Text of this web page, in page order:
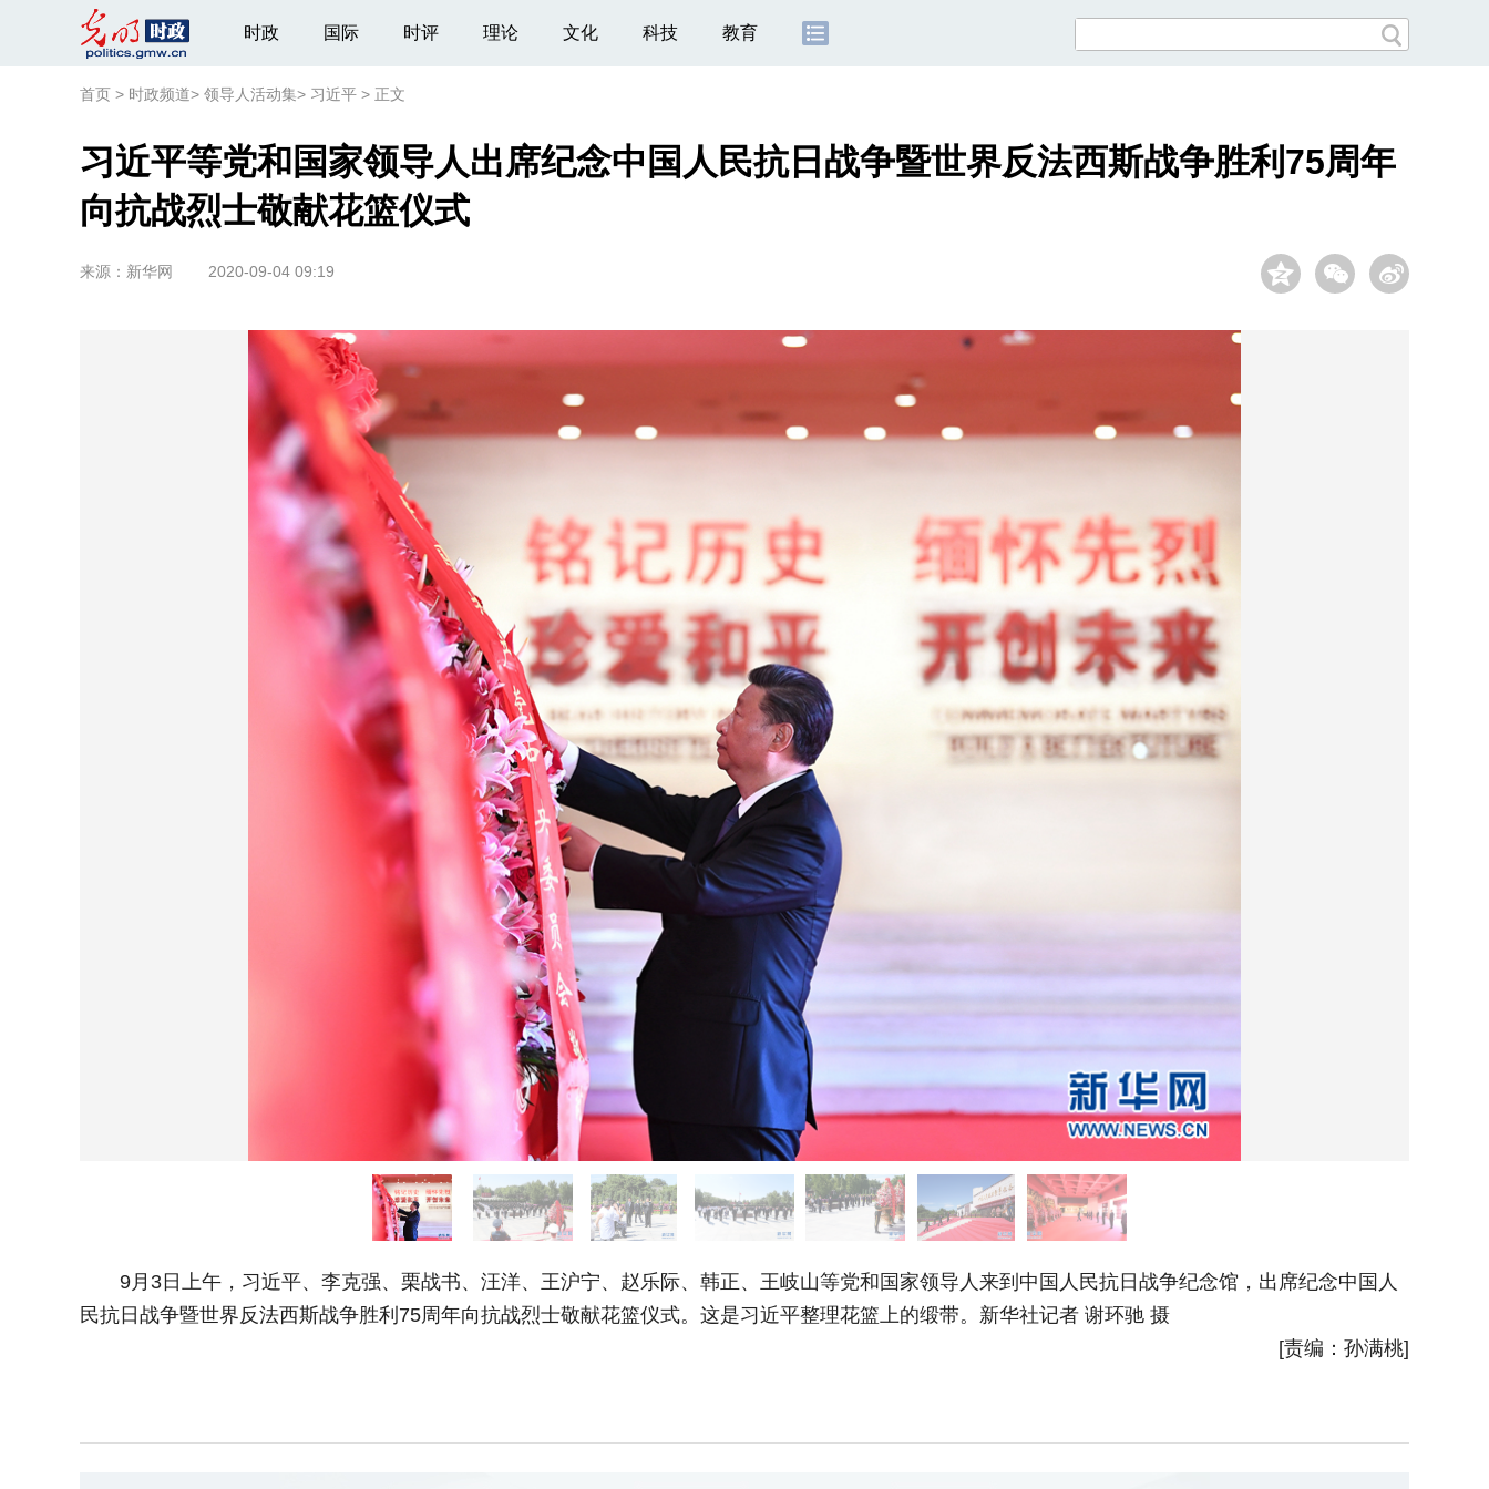
时政 国际 时评 理论 文化 科技 教育
首页 > 时政频道> 领导人活动集> 习近平 > 正文
习近平等党和国家领导人出席纪念中国人民抗日战争暨世界反法西斯战争胜利75周年
向抗战烈士敬献花篮仪式
来源： 新华网 2020-09-04 09:19
9月3日上午，习近平、李克强、栗战书、汪洋、王沪宁、赵乐际、韩正、王岐山等党和国家领导人来到中国人民抗日战争纪念馆，出席纪念中国人
民抗日战争暨世界反法西斯战争胜利75周年向抗战烈士敬献花篮仪式。这是习近平整理花篮上的缎带。新华社记者 谢环驰 摄
[责编：孙满桃]